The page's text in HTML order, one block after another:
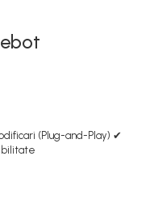
(Plug-and-Play) ✔